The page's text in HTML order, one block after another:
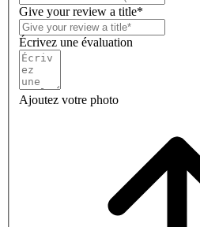
Give your review a title*
Écrivez une évaluation
Ajoutez votre photo